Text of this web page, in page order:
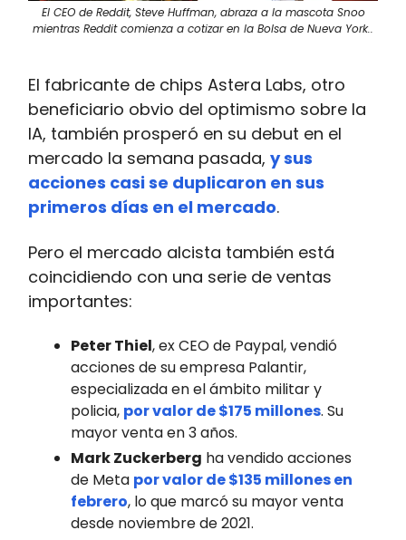
El CEO de Reddit, Steve Huffman, abraza a la mascota Snoo
mientras Reddit comienza a cotizar en la Bolsa de Nueva York..
El fabricante de chips Astera Labs, otro
beneficiario obvio del optimismo sobre la
IA, también prosperó en su debut en el
mercado la semana pasada, y sus
acciones casi se duplicaron en sus
primeros días en el mercado.
Pero el mercado alcista también está
coincidiendo con una serie de ventas
importantes:
Peter Thiel, ex CEO de Paypal, vendió
acciones de su empresa Palantir,
especializada en el ámbito militar y
policia, por valor de $175 millones. Su
mayor venta en 3 años.
Mark Zuckerberg ha vendido acciones
de Meta por valor de $135 millones en
febrero, lo que marcó su mayor venta
desde noviembre de 2021.